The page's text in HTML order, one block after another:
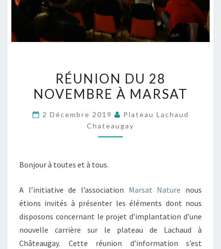
DU
28
À
MARSAT
RÉUNION DU 28
NOVEMBRE À MARSAT
2 Décembre 2019
Plateau Lachaud
Chateaugay
Bonjour à toutes et à tous.
A l’initiative de l’association Marsat Nature nous
étions invités à présenter les éléments dont nous
disposons concernant le projet d’implantation d’une
nouvelle carrière sur le plateau de Lachaud à
Châteaugay. Cette réunion d’information s’est